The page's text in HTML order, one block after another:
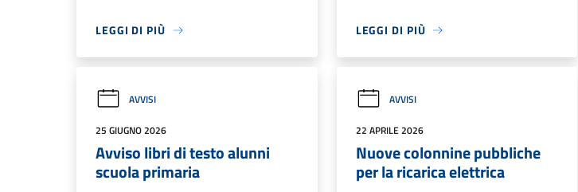
LEGGI DI PIÙ LEGGI DI PIÙ
AVVISI
25 GIUGNO 2026
Avviso libri di testo alunni
scuola primaria
AVVISI
22 APRILE 2026
Nuove colonnine pubbliche
per la ricarica elettrica